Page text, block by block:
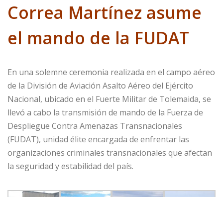
Correa Martínez asume
el mando de la FUDAT
En una solemne ceremonia realizada en el campo aéreo
de la División de Aviación Asalto Aéreo del Ejército
Nacional, ubicado en el Fuerte Militar de Tolemaida, se
llevó a cabo la transmisión de mando de la Fuerza de
Despliegue Contra Amenazas Transnacionales
(FUDAT), unidad élite encargada de enfrentar las
organizaciones criminales transnacionales que afectan
la seguridad y estabilidad del país.